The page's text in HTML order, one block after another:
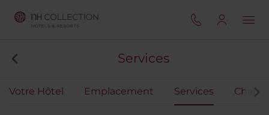
Services
Votre Hôtel Emplacement Services